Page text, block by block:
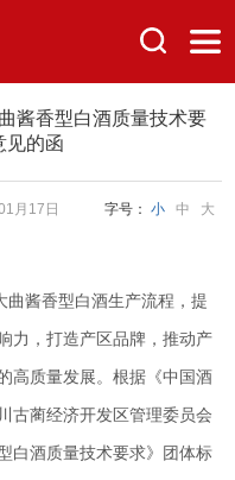
酱香型白酒质量技术要
见的函
月17日 字号： 小 中 大
酱香型白酒生产流程，提
力，打造产区品牌，推动产
高质量发展。根据《中国酒
古蔺经济开发区管理委员会
白酒质量技术要求》团体标